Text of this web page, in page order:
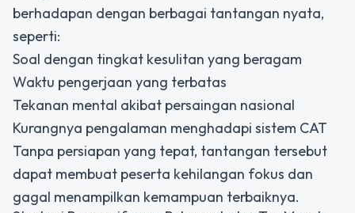
berhadapan dengan berbagai tantangan nyata,
seperti:
Soal dengan tingkat kesulitan yang beragam
Waktu pengerjaan yang terbatas
Tekanan mental akibat persaingan nasional
Kurangnya pengalaman menghadapi sistem CAT
Tanpa persiapan yang tepat, tantangan tersebut
dapat membuat peserta kehilangan fokus dan
gagal menampilkan kemampuan terbaiknya.